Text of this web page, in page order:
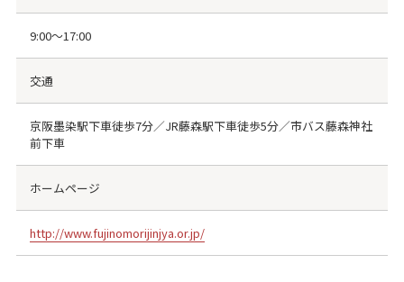
9:00〜17:00
交通
京阪墨染駅下車徒歩7分／JR藤森駅下車徒歩5分／市バス藤森神社
前下車
ホームページ
http://www.fujinomorijinjya.or.jp/